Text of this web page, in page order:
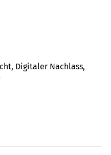
Digitaler Nach­lass,